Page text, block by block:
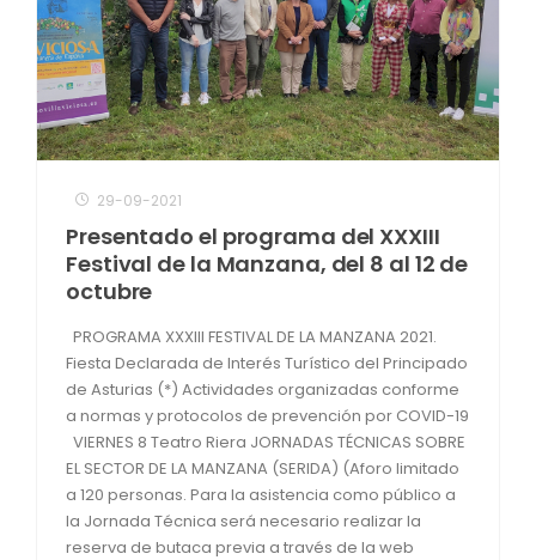
29-09-2021
Presentado el programa del XXXIII
Festival de la Manzana, del 8 al 12 de
octubre
PROGRAMA XXXIII FESTIVAL DE LA MANZANA 2021.
Fiesta Declarada de Interés Turístico del Principado
de Asturias (*) Actividades organizadas conforme
a normas y protocolos de prevención por COVID-19
VIERNES 8 Teatro Riera JORNADAS TÉCNICAS SOBRE
EL SECTOR DE LA MANZANA (SERIDA) (Aforo limitado
a 120 personas. Para la asistencia como público a
la Jornada Técnica será necesario realizar la
reserva de butaca previa a través de la web